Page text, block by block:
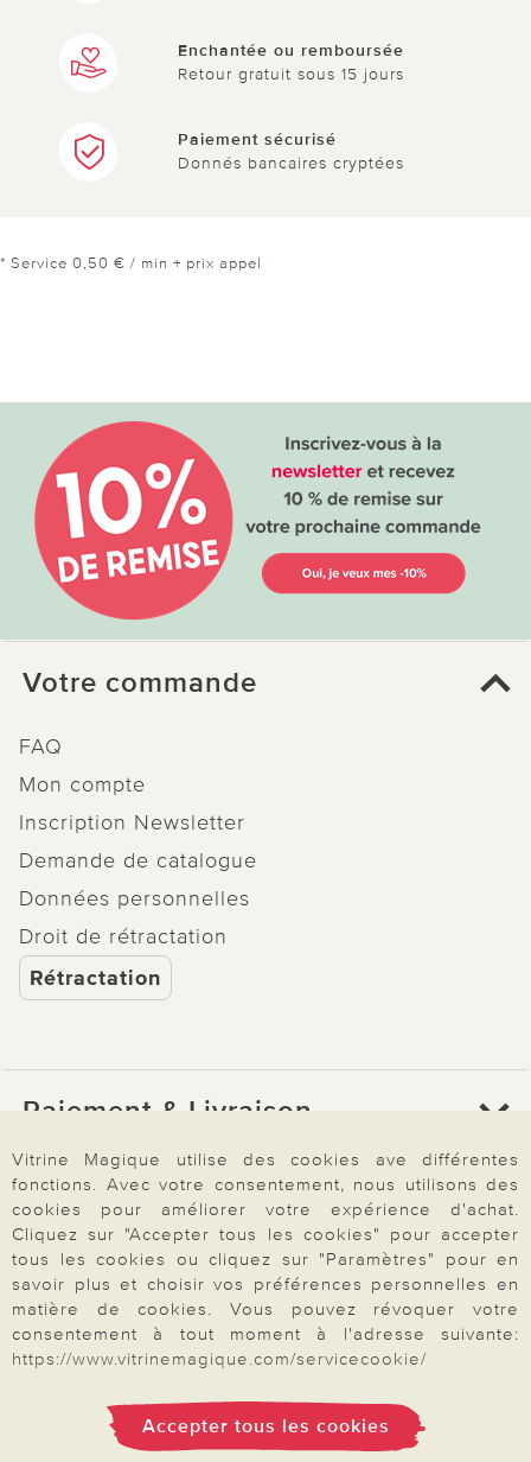
Enchantée ou remboursée
Retour gratuit sous 15 jours
Paiement sécurisé
Donnés bancaires cryptées
* Service 0,50 € / min + prix appel
Votre commande
FAQ
Mon compte
Inscription Newsletter
Demande de catalogue
Données personnelles
Droit de rétractation
Rétractation
Paiement & Livraison
À propos de nous
Besoin d'aide?
Mentions légales|CGV|Données & liberté|Vie privée & cookies
Vitrine Magique utilise des cookies ave différentes
fonctions. Avec votre consentement, nous utilisons des
cookies pour améliorer votre expérience d'achat.
Cliquez sur "Accepter tous les cookies" pour accepter
tous les cookies ou cliquez sur "Paramètres" pour en
savoir plus et choisir vos préférences personnelles en
matière de cookies. Vous pouvez révoquer votre
consentement à tout moment à l'adresse suivante:
https://www.vitrinemagique.com/servicecookie/
Accepter tous les cookies